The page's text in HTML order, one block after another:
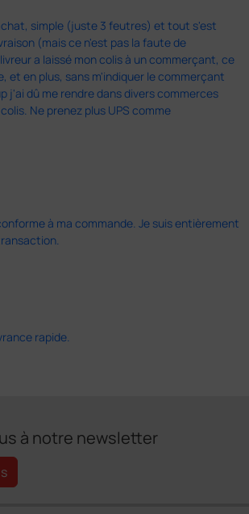
simple (juste 3 feutres) et tout s'est
(mais ce n'est pas la faute de
a laissé mon colis à un commerçant, ce
et en plus, sans m'indiquer le commerçant
j'ai dû me rendre dans divers commerces
Ne prenez plus UPS comme
à ma commande. Je suis entièrement
rapide.
à notre newsletter